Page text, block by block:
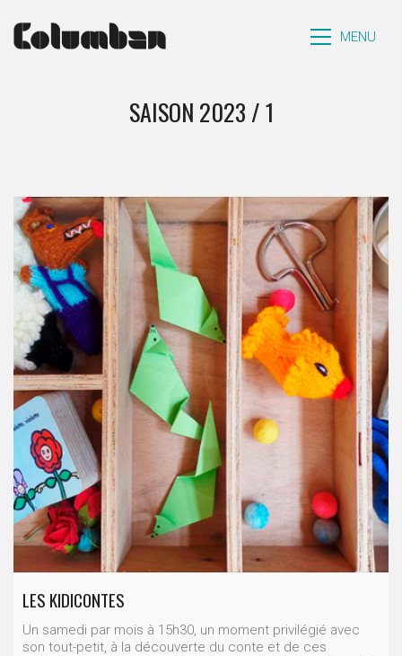
MENU
SAISON 2023 / 1
LES KIDICONTES
Un samedi par mois à 15h30, un moment privilégié avec
son tout-petit, à la découverte du conte et de ces